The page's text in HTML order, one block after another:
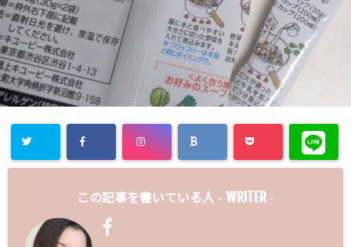
この記事を書いている人 - WRITER -